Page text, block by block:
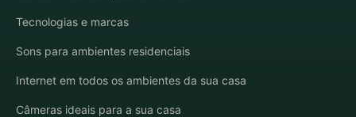
Tecnologias e marcas
Sons para ambientes residenciais
Internet em todos os ambientes da sua casa
Câmeras ideais para a sua casa